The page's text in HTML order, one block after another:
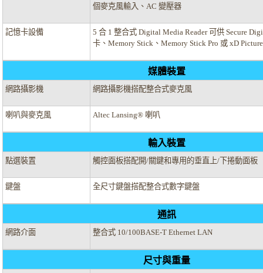
個麥克風輸入、AC 變壓器
記憶卡設備
5 合 1 整合式 Digital Media Reader 可供 Secure
卡、Memory Stick、Memory Stick Pro 或 xD
媒體裝置
網路攝影機 網路攝影機搭配整合式麥克風
喇叭與麥克風 Altec Lansing® 喇叭
輸入裝置
點選裝置 觸控面板搭配開/關鍵和專用的垂直上/下捲動面板
鍵盤 全尺寸鍵盤搭配整合式數字鍵盤
通訊
網路介面 整合式 10/100BASE-T Ethernet LAN
尺寸與重量